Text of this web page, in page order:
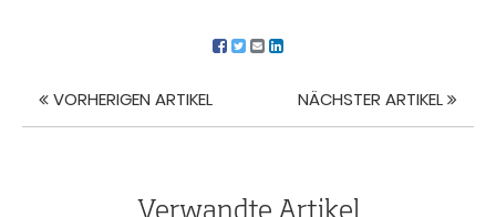
Artikel
VORHERIGEN ARTIKEL NÄCHSTER ARTIKEL
Verwandte Artikel